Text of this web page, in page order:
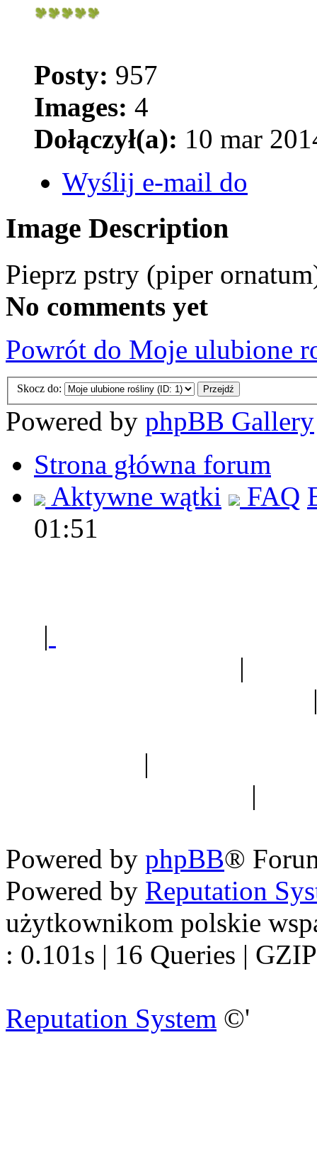
Posty: 957
Images: 4
Dołączył(a): 10 mar
Wyślij e-mail do
Image Description
Pieprz pstry (piper
No comments yet
Powrót do Moje ulubione
Skocz do:
Powered by phpBB Gallery
Strona główna forum
Aktywne wątki
FAQ
01:51
|
|
|
|
Powered by phpBB®
Powered by Reputation
użytkownikom polskie
: 0.101s | 16 Queries |
Reputation System ©'